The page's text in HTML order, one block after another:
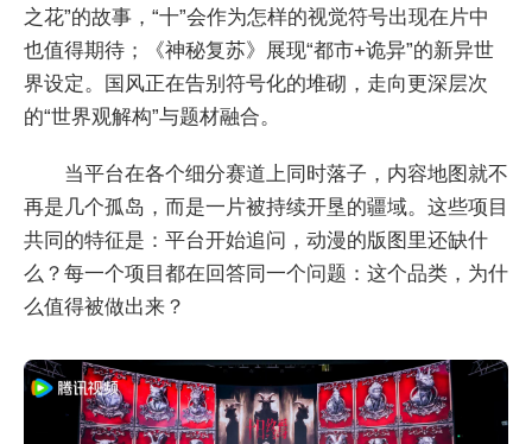
之花”的故事，“十”会作为怎样的视觉符号出现在片中
也值得期待；《神秘复苏》展现“都市+诡异”的新异世
界设定。国风正在告别符号化的堆砌，走向更深层次
的“世界观解构”与题材融合。
当平台在各个细分赛道上同时落子，内容地图就不
再是几个孤岛，而是一片被持续开垦的疆域。这些项目
共同的特征是：平台开始追问，动漫的版图里还缺什
么？每一个项目都在回答同一个问题：这个品类，为什
么值得被做出来？